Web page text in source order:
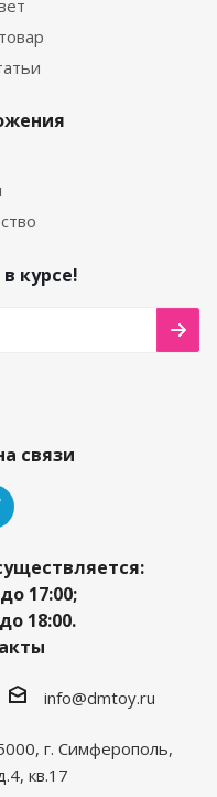
курсе!
связи
17:00;
18:00.
info@dmtoy.ru
г. Симферополь,
кв.17